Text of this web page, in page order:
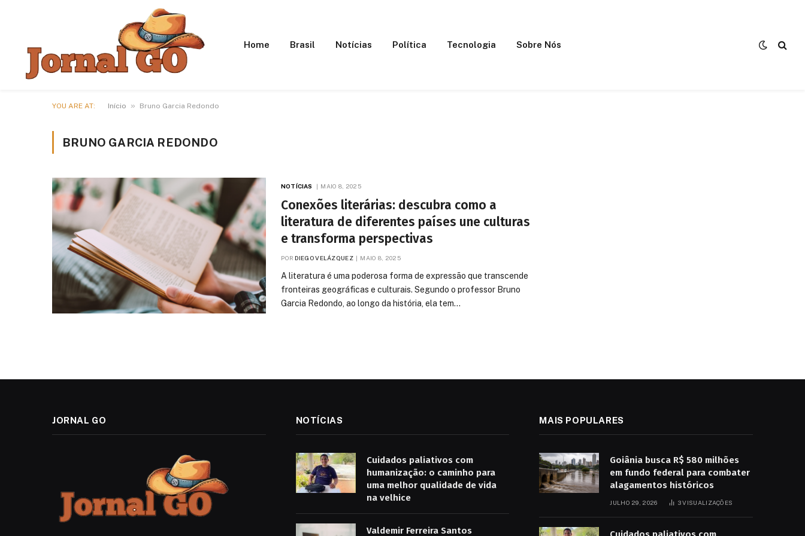
Home Brasil Notícias Política Tecnologia Sobre Nós
YOU ARE AT: Início » Bruno Garcia Redondo
BRUNO GARCIA REDONDO
NOTÍCIAS MAIO 8, 2025
Conexões literárias: descubra como a
literatura de diferentes países une culturas
e transforma perspectivas
POR DIEGO VELÁZQUEZ MAIO 8, 2025
A literatura é uma poderosa forma de expressão que transcende
fronteiras geográficas e culturais. Segundo o professor Bruno
Garcia Redondo, ao longo da história, ela tem…
JORNAL GO NOTÍCIAS
Cuidados paliativos com
humanização: o caminho para
uma melhor qualidade de vida
na velhice
Valdemir Ferreira Santos
MAIS POPULARES
Goiânia busca R$ 580 milhões
em fundo federal para combater
alagamentos históricos
JULHO 29, 2026 3VISUALIZAÇÕES